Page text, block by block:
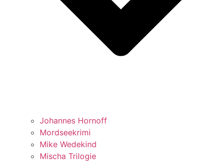
Johannes Hornoff
Mordseekrimi
Mike Wedekind
Mischa Trilogie